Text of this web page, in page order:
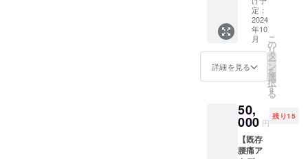
タッフ
常駐
（9：00
～18：
00水曜
定休）
メール
にて動
画のリ
ンクを
お送り
しま
す。 ※
なお、
面に
て、支
援金額
の上乗
せが可
します
面に
て、支
援金額
の上乗
せが可
能で
す。何
卒、ご
ほどよ
ろしく
お願い
します
備でき
次第
メール
にて動
画のリ
お送り
しま
なお、
支援画
面に
て、支
援金額
救って
いる。
緩消法
と出
会っ
康を取
り戻
的を見
出した
深川真
惟氏と
しびれ
を最
短・最
速で治
に知っ
ておく
を出版
されて
いる。
坂戸先
生と秦
か、坂
戸先生
の思考
を吸収
してみ
ましょ
きりに
なるま
で、人
として
本当に
実績が
ありま
す。
2025年
までの
間、学
ご参加
いただ
けま
す。 通
常、懇
権利+懇
親会参
加】
日本各
地で開
催する
学習会
の司会
うこと
ができ
ます。
学習会
は17年
定：
2024
年10
月
詳細を見る
こ
の
リ
タ
ー
ン
を
選
択
す
る
50,
000 円
残り15
【既存
腰痛ア